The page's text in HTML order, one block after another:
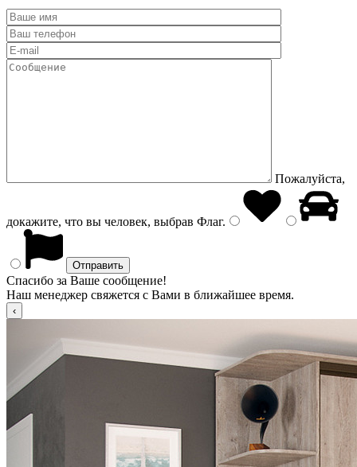
Пожалуйста,
докажите, что вы человек, выбрав Флаг.
Спасибо за Ваше сообщение!
Наш менеджер свяжется с Вами в ближайшее время.